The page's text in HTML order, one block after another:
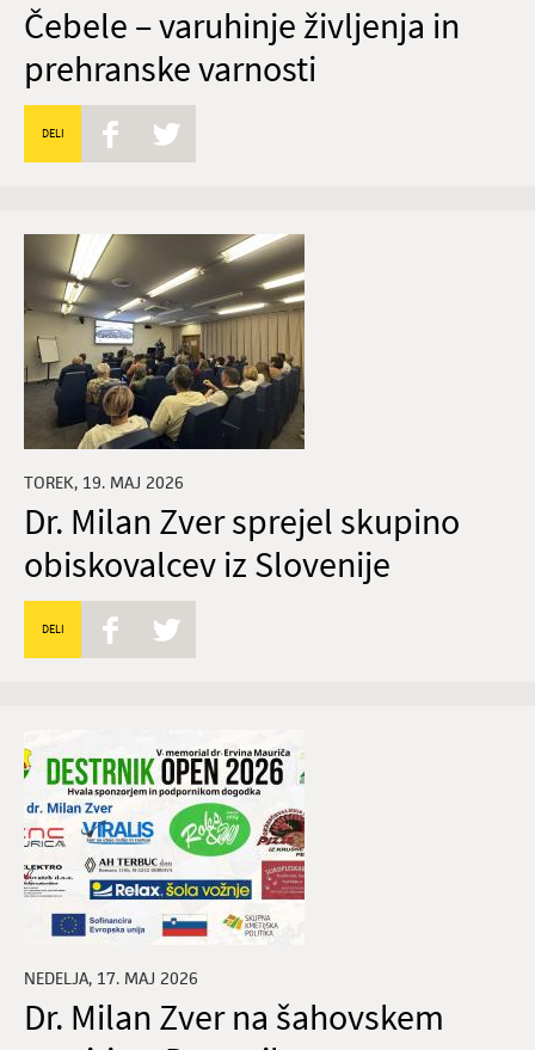
Čebele – varuhinje življenja in
prehranske varnosti
DELI
TOREK, 19. MAJ 2026
Dr. Milan Zver sprejel skupino
obiskovalcev iz Slovenije
DELI
NEDELJA, 17. MAJ 2026
Dr. Milan Zver na šahovskem